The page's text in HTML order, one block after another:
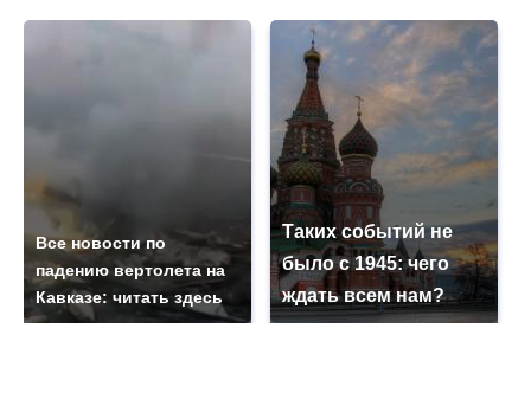
Все новости по
падению вертолета на
Кавказе: читать здесь
Таких событий не
было с 1945: чего
ждать всем нам?